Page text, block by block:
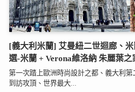
[義大利米蘭] 艾曼紐二世迴廊、
選-米蘭 + Verona維洛納 朱麗葉之
第一次踏上歐洲時尚設計之都、義大利
到訪攻頂、世界最大...